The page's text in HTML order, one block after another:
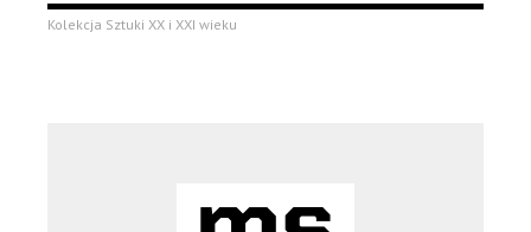
Kolekcja Sztuki XX i XXI wieku